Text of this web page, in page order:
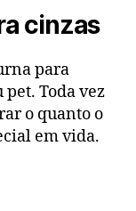
cinzas
para
pet. Toda vez
o quanto o
em vida.